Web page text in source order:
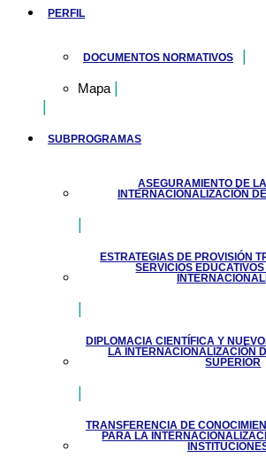
PERFIL
DOCUMENTOS NORMATIVOS
Mapa
SUBPROGRAMAS
ASEGURAMIENTO DE
INTERNACIONALIZACIÓN
ESTRATEGIAS DE PROVISIÓN
SERVICIOS
DIPLOMACIA CIENTÍFICA Y
LA INTERNACIONALIZACIÓN
SUPERIOR
TRANSFERENCIA DE
PARA LA